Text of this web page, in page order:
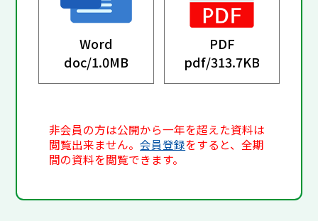
Word
doc/1.0MB
PDF
pdf/313.7KB
非会員の方は公開から一年を超えた資料は
閲覧出来ません。会員登録をすると、全期
間の資料を閲覧できます。